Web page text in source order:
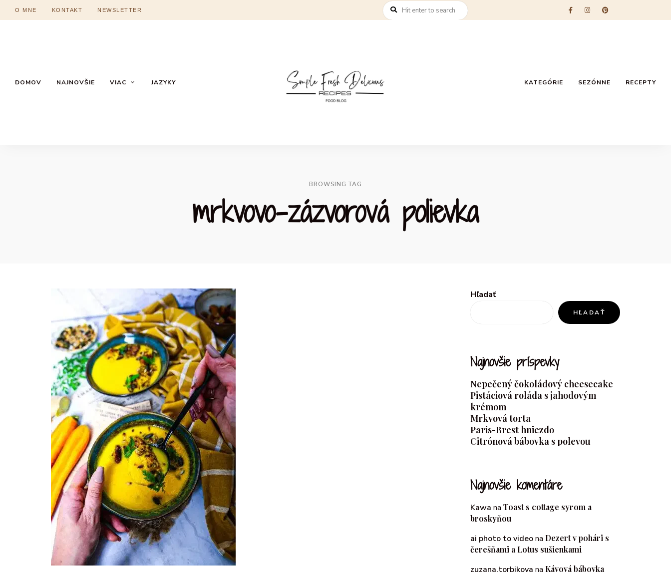
O MNE KONTAKT NEWSLETTER
DOMOV NAJNOVŠIE VIAC JAZYKY KATEGÓRIE SEZÓNNE RECEPTY
BROWSING TAG
mrkvovo-zázvorová polievka
Hľadať
HĽADAŤ
Najnovšie príspevky
Nepečený čokoládový cheesecake
Pistáciová roláda s jahodovým
krémom
Mrkvová torta
Paris-Brest hniezdo
Citrónová bábovka s polevou
Najnovšie komentáre
Kawa na Toast s cottage syrom a
broskyňou
ai photo to videona Dezert v pohári s
čerešňami a Lotus sušienkami
zuzana.torbikova na Kávová bábovka